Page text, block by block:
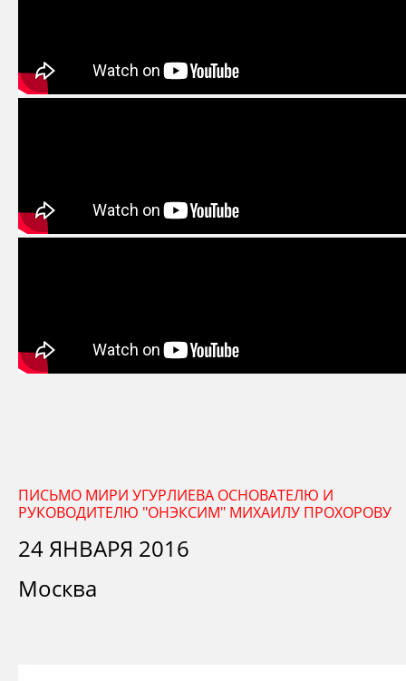
ПИСЬМО МИРИ УГУРЛИЕВА ОСНОВАТЕЛЮ И
РУКОВОДИТЕЛЮ "ОНЭКСИМ" МИХАИЛУ ПРОХОРОВУ
24 ЯНВАРЯ 2016
Москва